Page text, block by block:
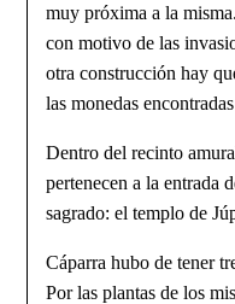
muy próxima a la
con motivo de las
otra construcción hay
las monedas
Dentro del recinto
pertenecen a la entrada
sagrado: el templo de
Cáparra hubo de tener
Por las plantas de los